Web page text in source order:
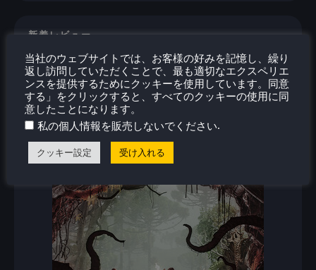
新着レビュー
当社のウェブサイトでは、お客様の好みを記憶し、繰り
返し訪問していただくことで、最も適切なエクスペリエ
ンスを提供するためにクッキーを使用しています。同意
する」をクリックすると、すべてのクッキーの使用に同
意したことになります。
私の個人情報を販売しないでください.
クッキー設定 受け入れる